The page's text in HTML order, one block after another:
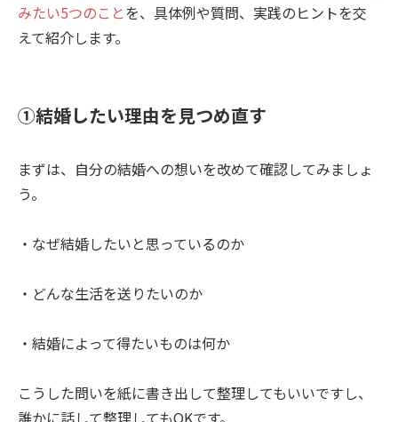
みたい5つのことを、具体例や質問、実践のヒントを交
えて紹介します。
①結婚したい理由を見つめ直す
まずは、自分の結婚への想いを改めて確認してみましょ
う。
・なぜ結婚したいと思っているのか
・どんな生活を送りたいのか
・結婚によって得たいものは何か
こうした問いを紙に書き出して整理してもいいですし、
誰かに話して整理してもOKです。